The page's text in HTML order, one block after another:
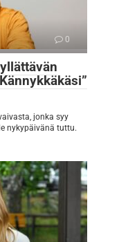
0
jonka syy
nykypäivänä tuttu.